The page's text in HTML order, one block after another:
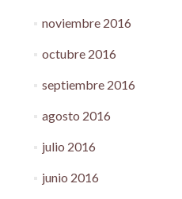
noviembre 2016
octubre 2016
septiembre 2016
agosto 2016
julio 2016
junio 2016